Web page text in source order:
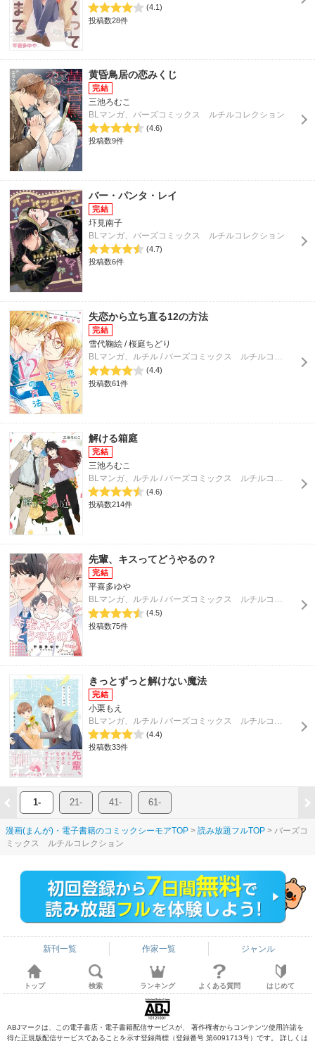
(4.1)
投稿数28件
黄昏鳥居の恋みくじ
三池ろむこ
BLマンガ、バーズコミックス ルチルコレクション
(4.6)
投稿数9件
バー・パンタ・レイ
圷見南子
BLマンガ、バーズコミックス ルチルコレクション
(4.7)
投稿数6件
失恋から立ち直る12の方法
雪代鞠絵 / 桜庭ちどり
BLマンガ、ルチル / バーズコミックス ルチルコレクション
(4.4)
投稿数61件
解ける箱庭
三池ろむこ
BLマンガ、ルチル / バーズコミックス ルチルコレクション
(4.6)
投稿数214件
先輩、キスってどうやるの？
平喜多ゆや
BLマンガ、ルチル / バーズコミックス ルチルコレクション
(4.5)
投稿数75件
きっとずっと解けない魔法
小栗もえ
(4.4)
投稿数33件
1- 21- 41- 61-
漫画(まんが)・電子書籍のコミックシーモアTOP 読み放題フルTOP
バーズコ
ミックス ルチルコレクション
新刊一覧 作家一覧 ジャンル
トップ 検索 ランキング よくある質問 はじめて
ABJマークは、この電子書店・電子書籍配信サービスが、 著作権者からコンテンツ使用許諾を
得た正規版配信サービスであることを示す登録商標（登録番号 第6091713号）です。 詳しくは